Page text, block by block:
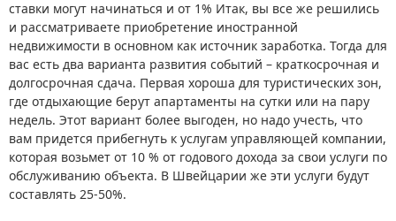
ставки могут начинаться и от 1% Итак, вы все же решились
и рассматриваете приобретение иностранной
недвижимости в основном как источник заработка. Тогда для
вас есть два варианта развития событий – краткосрочная и
долгосрочная сдача. Первая хороша для туристических зон,
где отдыхающие берут апартаменты на сутки или на пару
недель. Этот вариант более выгоден, но надо учесть, что
вам придется прибегнуть к услугам управляющей компании,
которая возьмет от 10 % от годового дохода за свои услуги по
обслуживанию объекта. В Швейцарии же эти услуги будут
составлять 25-50%.